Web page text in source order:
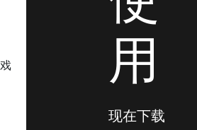
用
现在下载